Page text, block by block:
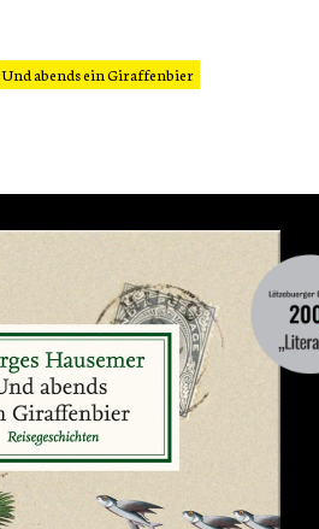
Und abends ein Giraffenbier